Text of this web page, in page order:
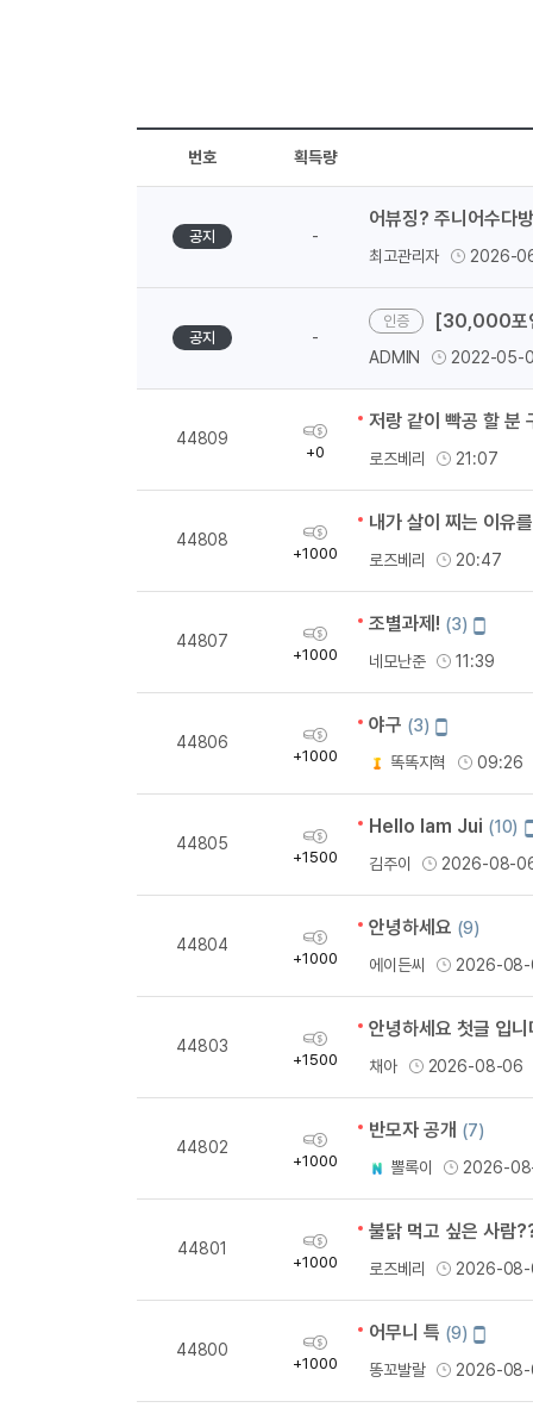
번호 획득량
공지 -
어뷰징? 주니어수다
최고관리자 2026-
공지 -
[30,000포인
ADMIN 2022-05-
44809
획
득
+0
저랑 같이 빡공 할 분
로즈베리 21:07
44808
획
득
+1000
내가 살이 찌는 이유
로즈베리 20:47
44807
획
득
+1000
조별과제! (3) 모
일
네모난준 11:39
44806
획
득
+1000
야구 (3) 모
일
똑똑지혁 09:26
44805
획
득
+1500
Hello Iam Jui (10)
김주이 2026-08-
44804
획
득
+1000
안녕하세요 (9)
에이든씨
2026-
44803
획
득
+1500
안녕하세요 첫글 입니
채아 2026-08-06
44802
획
득
+1000
반모자 공개 (7)
뽈록이
2026-
44801
획
득
+1000
불닭 먹고 싶은 사람
로즈베리 2026-
44800
획
득
+1000
어무니 특 (9) 모
일
똥꼬발랄 2026-